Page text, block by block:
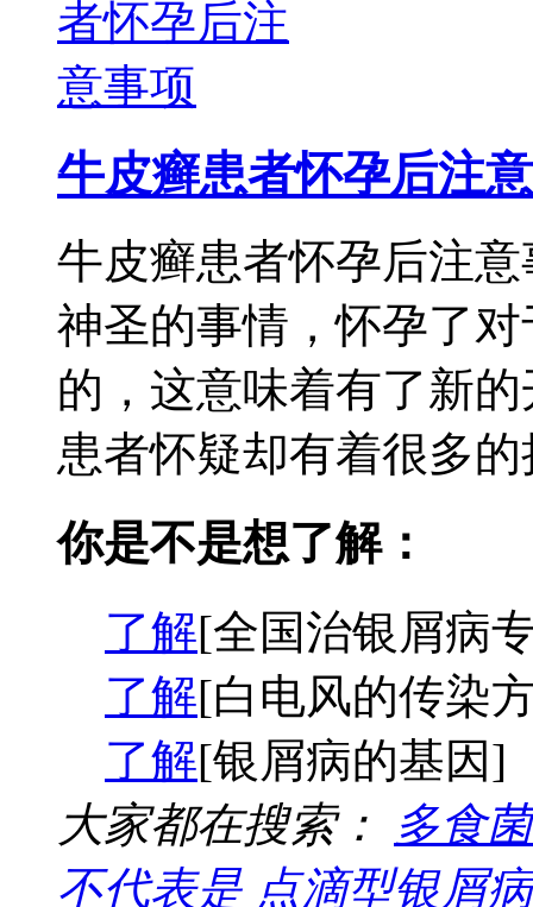
牛皮癣患者怀孕后注意
牛皮癣患者怀孕后注
神圣的事情，怀孕了
的，这意味着有了新
患者怀疑却有着很多
你是不是想了解：
了解[全国治银屑病
了解[白电风的传染
了解[银屑病的基因]
大家都在搜索：
多食
不代表是 点滴型银屑